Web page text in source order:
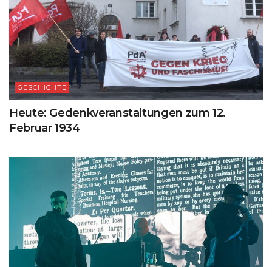
GESCHICHTE
Heute: Gedenkveranstaltungen zum 12.
Februar 1934